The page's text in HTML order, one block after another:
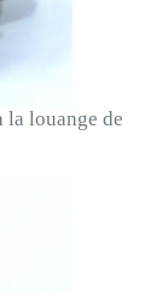
la louange de